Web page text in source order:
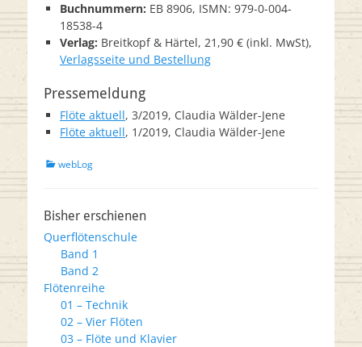
Buchnummern: EB 8906, ISMN: 979-0-004-
18538-4
Verlag: Breitkopf & Härtel, 21,90 € (inkl. MwSt),
Verlagsseite und Bestellung
Pressemeldung
Flöte aktuell, 3/2019, Claudia Wälder-Jene
Flöte aktuell, 1/2019, Claudia Wälder-Jene
Kategorien
webLog
Bisher erschienen
Querflötenschule
Band 1
Band 2
Flötenreihe
01 – Technik
02 – Vier Flöten
03 – Flöte und Klavier